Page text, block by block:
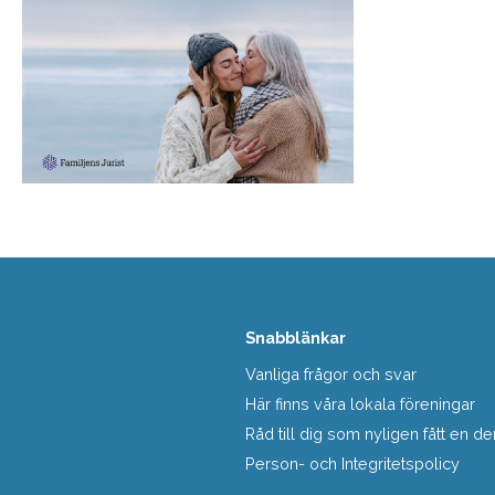
Snabblänkar
Vanliga frågor och svar
Här finns våra lokala föreningar
Råd till dig som nyligen fått en
Person- och Integritetspolicy